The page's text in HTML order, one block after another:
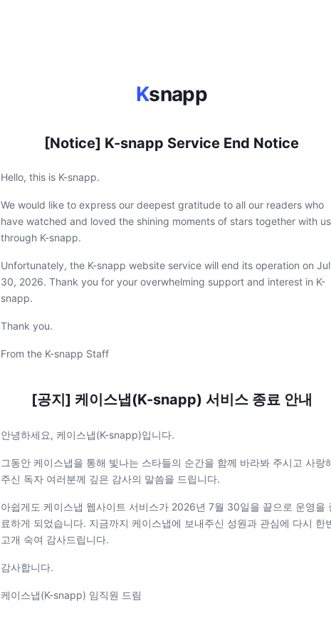
Ksnapp
[Notice] K-snapp Service End Notice
Hello, this is K-snapp.
We would like to express our deepest gratitude to all our readers who
have watched and loved the shining moments of stars together with us
through K-snapp.
Unfortunately, the K-snapp website service will end its operation on
30, 2026. Thank you for your overwhelming support and interest in K-
snapp.
Thank you.
From the K-snapp Staff
[공지] 케이스냅(K-snapp) 서비스 종료 안내
안녕하세요, 케이스냅(K-snapp)입니다.
그동안 케이스냅을 통해 빛나는 스타들의 순간을 함께 바라봐 주시고 사랑
주신 독자 여러분께 깊은 감사의 말씀을 드립니다.
아쉽게도 케이스냅 웹사이트 서비스가 2026년 7월 30일을 끝으로 운영을
료하게 되었습니다. 지금까지 케이스냅에 보내주신 성원과 관심에 다시 한
고개 숙여 감사드립니다.
감사합니다.
케이스냅(K-snapp) 임직원 드림